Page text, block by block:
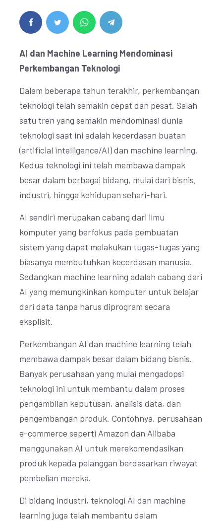
AI dan Machine Learning Mendominasi
Perkembangan Teknologi
Dalam beberapa tahun terakhir, perkembangan
teknologi telah semakin cepat dan pesat. Salah
satu tren yang semakin mendominasi dunia
teknologi saat ini adalah kecerdasan buatan
(artificial intelligence/AI) dan machine learning.
Kedua teknologi ini telah membawa dampak
besar dalam berbagai bidang, mulai dari bisnis,
industri, hingga kehidupan sehari-hari.
AI sendiri merupakan cabang dari ilmu
komputer yang berfokus pada pembuatan
sistem yang dapat melakukan tugas-tugas yang
biasanya membutuhkan kecerdasan manusia.
Sedangkan machine learning adalah cabang dari
AI yang memungkinkan komputer untuk belajar
dari data tanpa harus diprogram secara
eksplisit.
Perkembangan AI dan machine learning telah
membawa dampak besar dalam bidang bisnis.
Banyak perusahaan yang mulai mengadopsi
teknologi ini untuk membantu dalam proses
pengambilan keputusan, analisis data, dan
pengembangan produk. Contohnya, perusahaan
e-commerce seperti Amazon dan Alibaba
menggunakan AI untuk merekomendasikan
produk kepada pelanggan berdasarkan riwayat
pembelian mereka.
Di bidang industri, teknologi AI dan machine
learning juga telah membantu dalam